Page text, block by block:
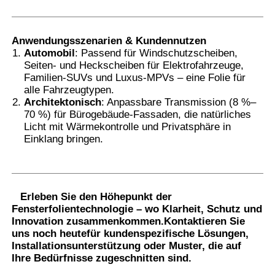
Anwendungsszenarien & Kundennutzen
Automobil: Passend für Windschutzscheiben,
Seiten- und Heckscheiben für Elektrofahrzeuge,
Familien-SUVs und Luxus-MPVs – eine Folie für
alle Fahrzeugtypen.
Architektonisch: Anpassbare Transmission (8 %–
70 %) für Bürogebäude-Fassaden, die natürliches
Licht mit Wärmekontrolle und Privatsphäre in
Einklang bringen.
Erleben Sie den Höhepunkt der
Fensterfolientechnologie – wo Klarheit, Schutz und
Innovation zusammenkommen. Kontaktieren Sie
uns noch heutefür kundenspezifische Lösungen,
Installationsunterstützung oder Muster, die auf
Ihre Bedürfnisse zugeschnitten sind.